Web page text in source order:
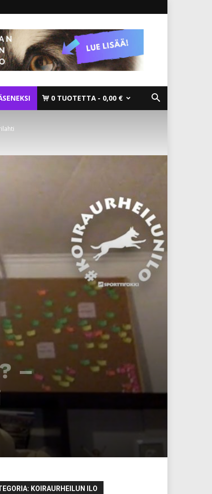
0 TUOTETTA 0,00 €
–
KOIRAURHEILUN ILO